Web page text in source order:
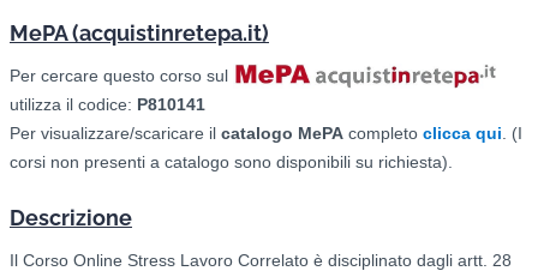
MePA (acquistinretepa.it)
Per cercare questo corso sul
utilizza il codice: P810141
Per visualizzare/scaricare il catalogo MePA completo clicca qui . (I
corsi non presenti a catalogo sono disponibili su richiesta).
Descrizione
Il Corso Online Stress Lavoro Correlato è disciplinato dagli artt. 28